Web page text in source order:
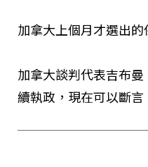
加拿大上個月才選出
加拿大談判代表吉布
續執政，現在可以斷